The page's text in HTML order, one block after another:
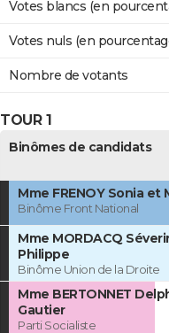
Votes blancs (en
Votes nuls (en
Nombre de votants
TOUR 1
Binômes de candidats
Mme FRENOY Sonia et
Binôme Front National
Mme MORDACQ
Philippe
Binôme Union de la Droite
Mme BERTONNET
Gautier
Parti Socialiste